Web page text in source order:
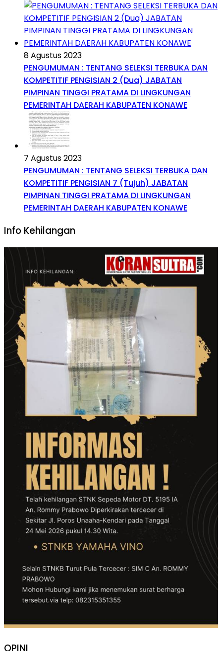
8 Agustus 2023
PENGUMUMAN : TENTANG SELEKSI TERBUKA DAN
KOMPETITIF PENGISIAN 2 (Dua) JABATAN
PIMPINAN TINGGI PRATAMA DI LINGKUNGAN
PEMERINTAH DAERAH KABUPATEN KONAWE
7 Agustus 2023
PENGUMUMAN : TENTANG SELEKSI TERBUKA DAN
KOMPETITIF PENGISIAN 7 (Tujuh) JABATAN
PIMPINAN TINGGI PRATAMA DI LINGKUNGAN
PEMERINTAH DAERAH KABUPATEN KONAWE
Info Kehilangan
OPINI